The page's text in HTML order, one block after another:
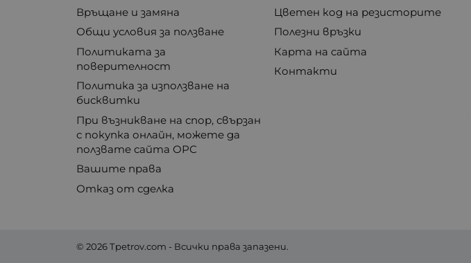
Връщане и замяна
Общи условия за ползване
Политиката за
поверителност
Политика за използване на
бисквитки
При възникване на спор, свързан
с покупка онлайн, можете да
ползвате сайта ОРС
Вашите права
Отказ от сделка
Цветен код на резисторите
Полезни връзки
Карта на сайта
Контакти
© 2026Tpetrov.com - Всички права запазени.